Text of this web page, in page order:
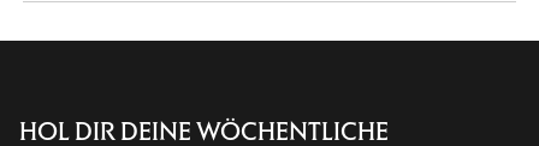
HOL DIR DEINE WÖCHENTLICHE